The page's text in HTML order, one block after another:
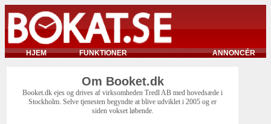
HJEM FUNKTIONER ANNONCÉR
Om Booket.dk
Booket.dk ejes og drives af virksomheden Tredl AB med hovedsæde i
Stockholm. Selve tjenesten begyndte at blive udviklet i 2005 og er
siden vokset løbende.